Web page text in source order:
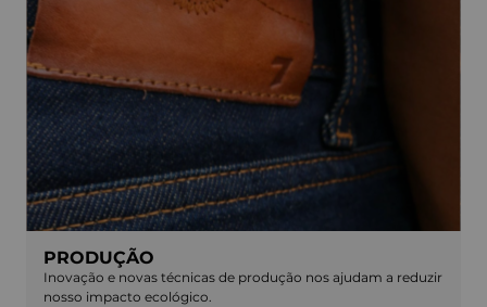
PRODUÇÃO
Inovação e novas técnicas de produção nos ajudam a reduzir
nosso impacto ecológico.